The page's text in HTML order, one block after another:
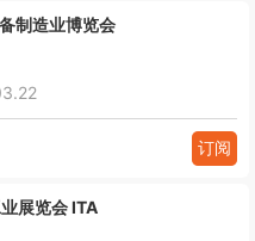
制造业博览会
订阅
展览会 ITA